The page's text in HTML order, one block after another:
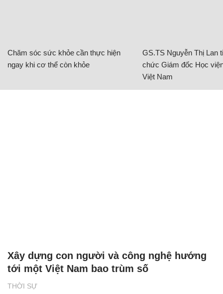
Chăm sóc sức khỏe cần thực hiện
ngay khi cơ thể còn khỏe
GS.TS Nguyễn Thị Lan
chức Giám đốc Học
Việt Nam
THỜI SỰ
Xây dựng con người và công nghệ hướng
tới một Việt Nam bao trùm số